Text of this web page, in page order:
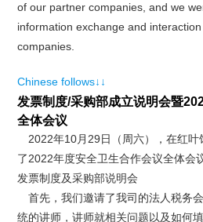
of our partner companies, and we
information exchange and
companies.
Chinese follows↓↓
发票制度/采购部成立说明会暨
全体会议
2022年10月29日（周六），在红叶
了2022年度安全卫生合作会议全体会
发票制度及采购部说明会
首先，我们邀请了我司的法人税务
统的讲师，讲师就相关问题以及如何